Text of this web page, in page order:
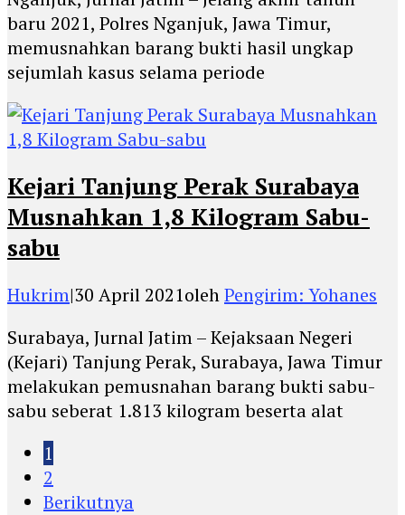
baru 2021, Polres Nganjuk, Jawa Timur,
memusnahkan barang bukti hasil ungkap
sejumlah kasus selama periode
Kejari Tanjung Perak Surabaya
Musnahkan 1,8 Kilogram Sabu-
sabu
Hukrim|30 April 2021olehPengirim: Yohanes
Surabaya, Jurnal Jatim – Kejaksaan Negeri
(Kejari) Tanjung Perak, Surabaya, Jawa Timur
melakukan pemusnahan barang bukti sabu-
sabu seberat 1.813 kilogram beserta alat
1
2
Berikutnya